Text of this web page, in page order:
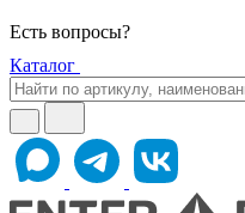
Есть вопросы?
Каталог